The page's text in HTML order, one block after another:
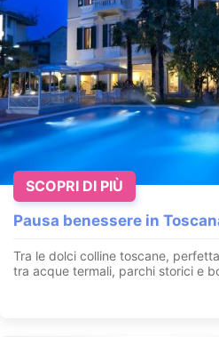
Pausa benessere in Spa al
Loano - Savona - Liguria
IL PACCHETTO COMPRENDE
INGRESSO SPA per 2 persone (1h
palestra Parcheg...
Pausa benessere in
Tra le dolci colline toscane,
tra acque termali, parchi storici e
SCOPRI DI PIÙ